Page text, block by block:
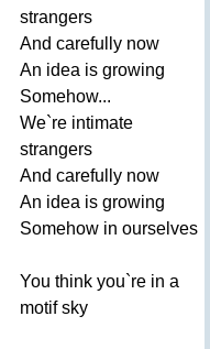
strangers
And carefully now
An idea is growing
Somehow...
We`re intimate
strangers
And carefully now
An idea is growing
Somehow in ourselves
You think you`re in a
motif sky